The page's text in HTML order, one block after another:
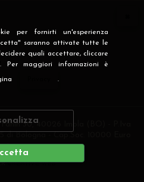
per fornirti un'esperienza
saranno attivate tutte le
quali accettare, cliccare
Per maggiori informazioni è
.
30, 40026 Imola (BO) - P.Iva
i.v
CREATIVE WEB